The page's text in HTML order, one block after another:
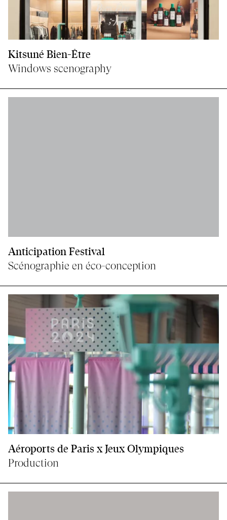
Kitsuné Bien-Être
Windows scenography
Anticipation Festival
Scénographie en éco-conception
Aéroports de Paris x Jeux Olympiques
Production